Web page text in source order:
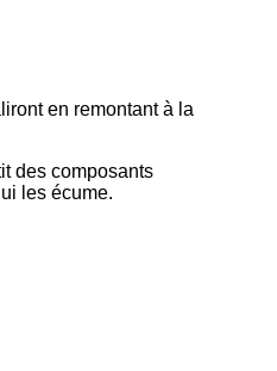
en remontant à la
des composants
les écume.